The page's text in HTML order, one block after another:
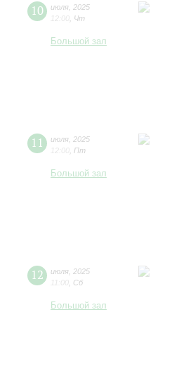
10 июля 2025
12:00 Чт
Большой зал
11 июля 2025
12:00 Пт
Большой зал
12 июля 2025
11:00 Сб
Большой зал